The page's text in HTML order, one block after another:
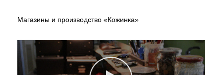
Магазины и производство «Кожинка»